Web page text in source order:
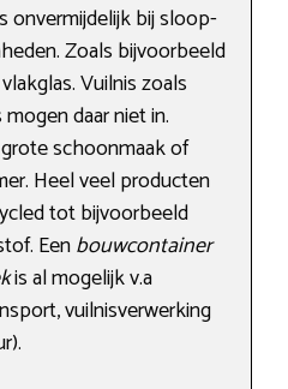
onvermijdelijk bij sloop-
Zoals bijvoorbeeld
Vuilnis zoals
daar niet in.
schoonmaak of
Heel veel producten
tot bijvoorbeeld
Eenbouwcontainer
is al mogelijk v.a
vuilnisverwerking